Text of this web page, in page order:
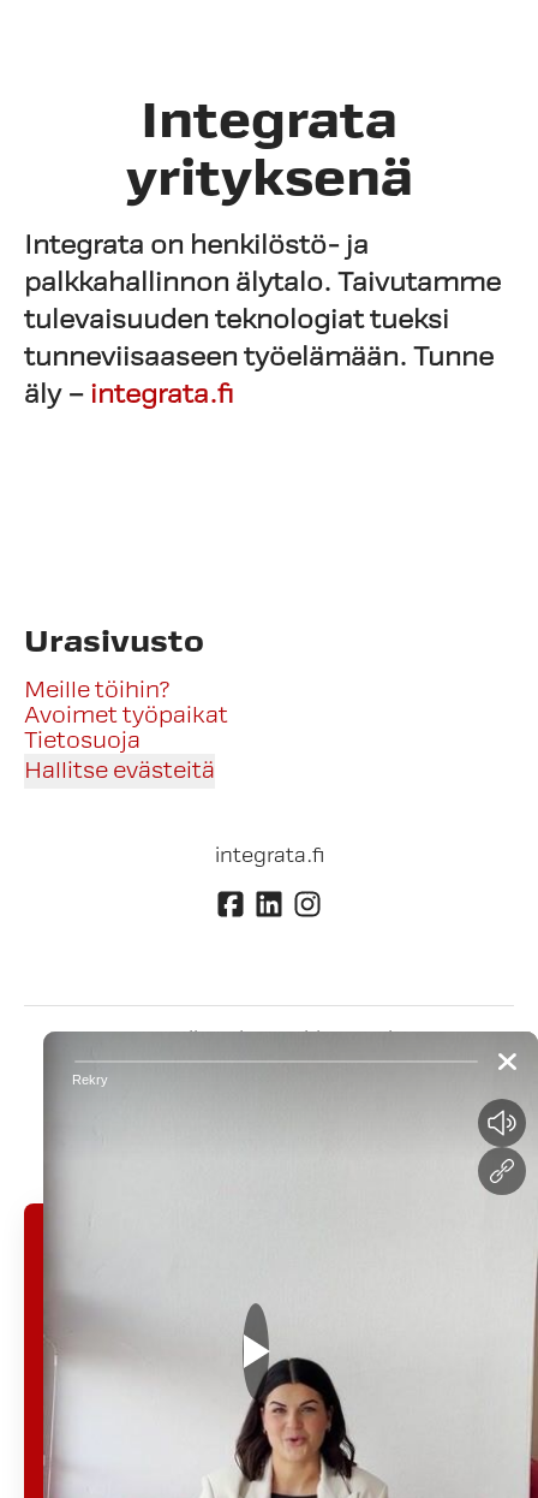
Integrata
yrityksenä
Integrata on henkilöstö- ja
palkkahallinnon älytalo. Taivutamme
tulevaisuuden teknologiat tueksi
tunneviisaaseen työelämään. Tunne
äly – integrata.fi
Urasivusto
Meille töihin?
Avoimet työpaikat
Tietosuoja
Hallitse evästeitä
integrata.fi
Työntekijän sisäänkirjautuminen
Hakijan Connect-
· suomi
Työskenteletkö
jo yrityksessä
Integrata?
Rekrytoidaan yhdessä